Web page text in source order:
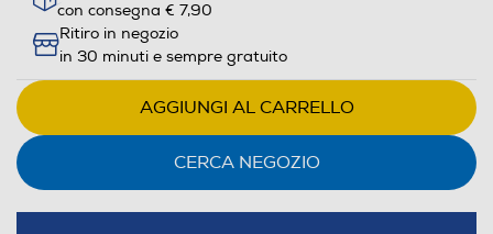
con consegna € 7,90
Ritiro in negozio
in 30 minuti e sempre gratuito
AGGIUNGI AL CARRELLO
CERCA NEGOZIO